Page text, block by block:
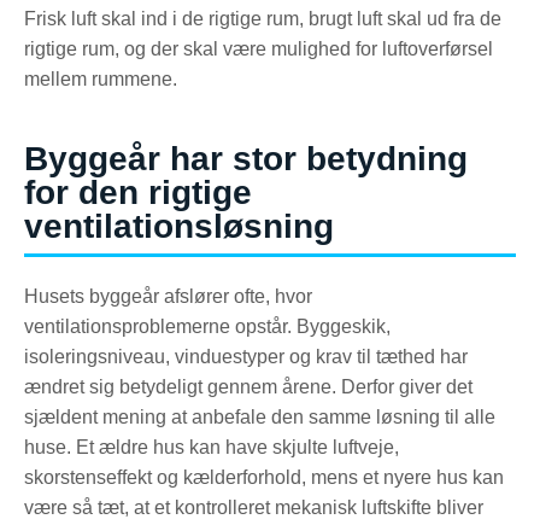
Frisk luft skal ind i de rigtige rum, brugt luft skal ud fra de
rigtige rum, og der skal være mulighed for luftoverførsel
mellem rummene.
Byggeår har stor betydning
for den rigtige
ventilationsløsning
Husets byggeår afslører ofte, hvor
ventilationsproblemerne opstår. Byggeskik,
isoleringsniveau, vinduestyper og krav til tæthed har
ændret sig betydeligt gennem årene. Derfor giver det
sjældent mening at anbefale den samme løsning til alle
huse. Et ældre hus kan have skjulte luftveje,
skorstenseffekt og kælderforhold, mens et nyere hus kan
være så tæt, at et kontrolleret mekanisk luftskifte bliver